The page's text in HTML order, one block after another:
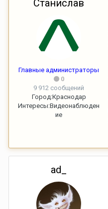
Станислав
Главные администраторы
0
9 912 сообщений
Город:Краснодар
Интересы:Видеонаблюден
ие
ad_